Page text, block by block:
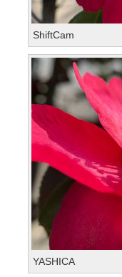
ShiftCam
YASHICA